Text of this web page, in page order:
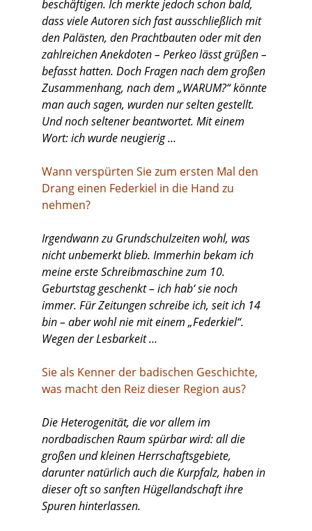
beschäftigen. Ich merkte jedoch schon bald,
dass viele Autoren sich fast ausschließlich mit
den Palästen, den Prachtbauten oder mit den
zahlreichen Anekdoten – Perkeo lässt grüßen –
befasst hatten. Doch Fragen nach dem großen
Zusammenhang, nach dem „WARUM?“ könnte
man auch sagen, wurden nur selten gestellt.
Und noch seltener beantwortet. Mit einem
Wort: ich wurde neugierig …
Wann verspürten Sie zum ersten Mal den
Drang einen Federkiel in die Hand zu
nehmen?
Irgendwann zu Grundschulzeiten wohl, was
nicht unbemerkt blieb. Immerhin bekam ich
meine erste Schreibmaschine zum 10.
Geburtstag geschenkt – ich hab‘ sie noch
immer. Für Zeitungen schreibe ich, seit ich 14
bin – aber wohl nie mit einem „Federkiel“.
Wegen der Lesbarkeit …
Sie als Kenner der badischen Geschichte,
was macht den Reiz dieser Region aus?
Die Heterogenität, die vor allem im
nordbadischen Raum spürbar wird: all die
großen und kleinen Herrschaftsgebiete,
darunter natürlich auch die Kurpfalz, haben in
dieser oft so sanften Hügellandschaft ihre
Spuren hinterlassen.